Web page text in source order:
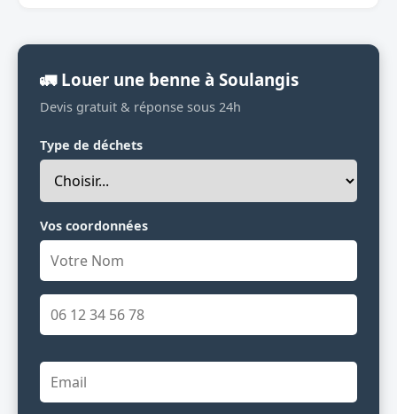
🚛 Louer une benne à Soulangis
Devis gratuit & réponse sous 24h
Type de déchets
Vos coordonnées